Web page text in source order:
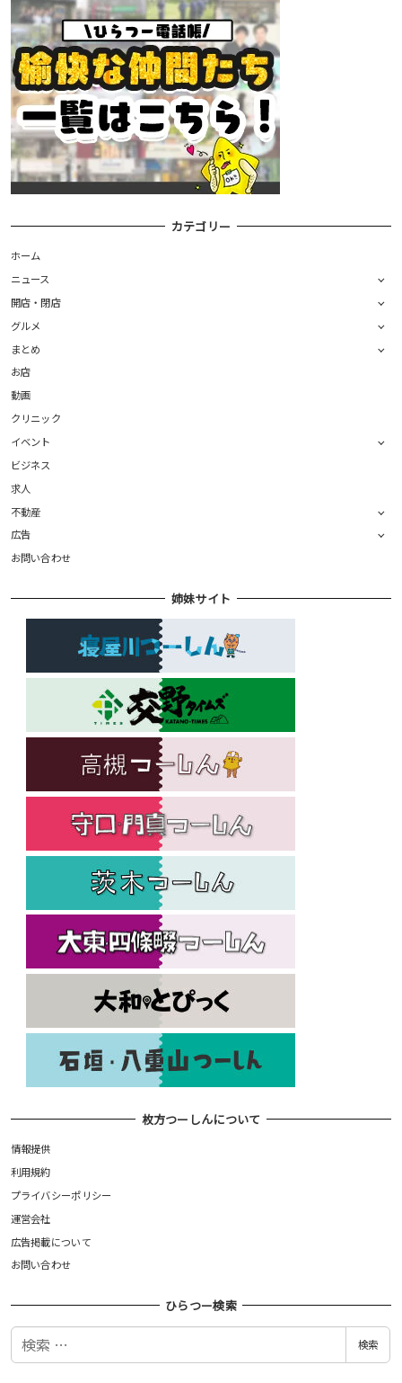
カテゴリー
ホーム
ニュース
開店・閉店
グルメ
まとめ
お店
動画
クリニック
イベント
ビジネス
求人
不動産
広告
お問い合わせ
姉妹サイト
枚方つーしんについて
情報提供
利用規約
プライバシーポリシー
運営会社
広告掲載について
お問い合わせ
ひらつー検索
検
検索